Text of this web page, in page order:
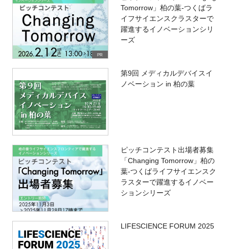
PR
Tomorrow」柏の葉-つくばラ
イフサイエンスクラスターで
躍進するイノベーションシリ
ーズ
第9回 メディカルデバイスイ
ノベーション in 柏の葉
ピッチコンテスト出場者募集
「Changing Tomorrow」柏の
葉-つくばライフサイエンスク
ラスターで躍進するイノベー
ションシリーズ
LIFESCIENCE FORUM 2025